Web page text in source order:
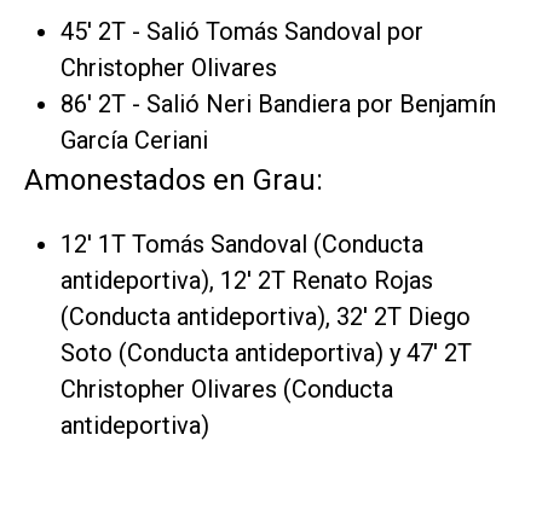
45' 2T - Salió Tomás Sandoval por
Christopher Olivares
86' 2T - Salió Neri Bandiera por Benjamín
García Ceriani
Amonestados en Grau:
12' 1T Tomás Sandoval (Conducta
antideportiva), 12' 2T Renato Rojas
(Conducta antideportiva), 32' 2T Diego
Soto (Conducta antideportiva) y 47' 2T
Christopher Olivares (Conducta
antideportiva)